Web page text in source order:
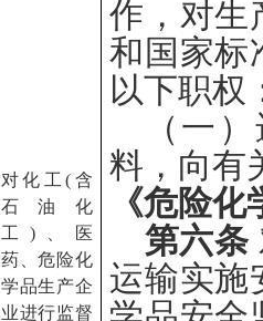
对化工(含
石油化
工)、医
药、危险化
学品生产企
业进行监督
作，对生
和国家标
以下职权
（一
料，向有
《危险
第六条
运输实施